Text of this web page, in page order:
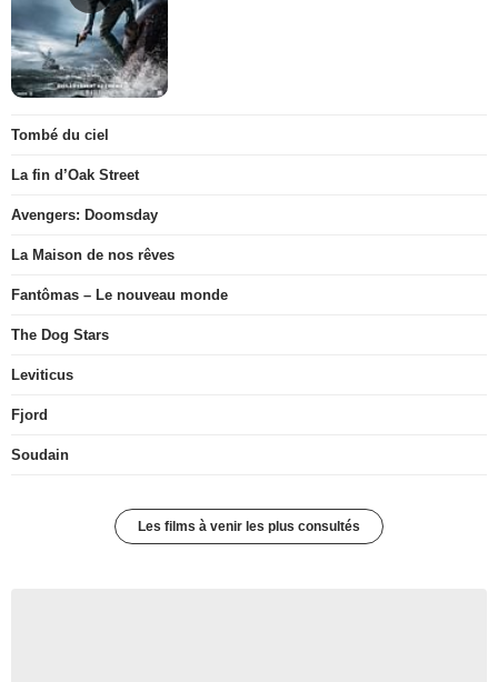
Tombé du ciel
La fin d’Oak Street
Avengers: Doomsday
La Maison de nos rêves
Fantômas – Le nouveau monde
The Dog Stars
Leviticus
Fjord
Soudain
Les films à venir les plus consultés